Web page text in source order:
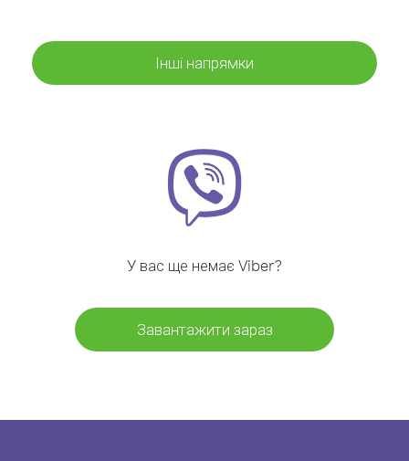
Інші напрямки
У вас ще немає Viber?
Завантажити зараз